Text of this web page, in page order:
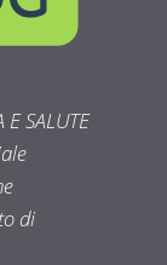
SALUTE
di